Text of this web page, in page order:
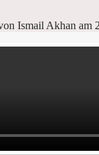
Ismail Akhan am